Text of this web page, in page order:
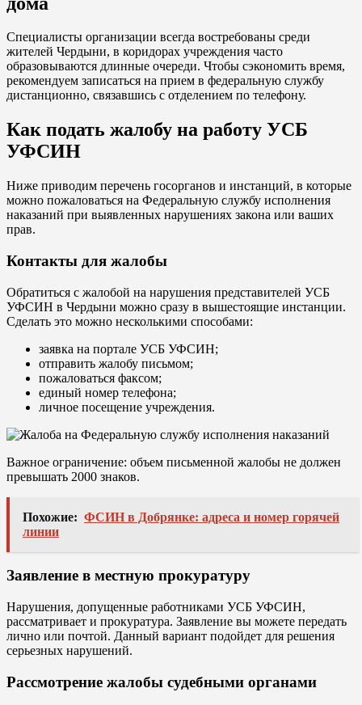
Специалисты организации всегда востребованы среди
жителей Чердыни, в коридорах учреждения часто
образовываются длинные очереди. Чтобы сэкономить время,
рекомендуем записаться на прием в федеральную службу
дистанционно, связавшись с отделением по телефону.
Как подать жалобу на работу УСБ
УФСИН
Ниже приводим перечень госорганов и инстанций, в которые
можно пожаловаться на Федеральную службу исполнения
наказаний при выявленных нарушениях закона или ваших
прав.
Контакты для жалобы
Обратиться с жалобой на нарушения представителей УСБ
УФСИН в Чердыни можно сразу в вышестоящие инстанции.
Сделать это можно несколькими способами:
заявка на портале УСБ УФСИН;
отправить жалобу письмом;
пожаловаться факсом;
единый номер телефона;
личное посещение учреждения.
Важное ограничение: объем письменной жалобы не должен
превышать 2000 знаков.
Похожие: ФСИН в Добрянке: адреса и номер горячей
линии
Заявление в местную прокуратуру
Нарушения, допущенные работниками УСБ УФСИН,
рассматривает и прокуратура. Заявление вы можете передать
лично или почтой. Данный вариант подойдет для решения
серьезных нарушений.
Рассмотрение жалобы судебными органами